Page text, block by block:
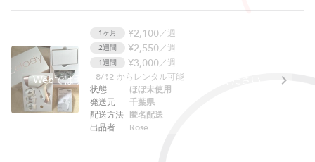
Webでは予約できません。アプリをご利用ください。
1ヶ月 ¥2,100／週
2週間 ¥2,550／週
1週間 ¥3,000／週
8/12 からレンタル可能
状態
発送元
配送方法
出品者
ほぼ未使用
千葉県
匿名配送
Rose